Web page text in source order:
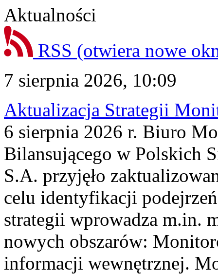
Aktualności
RSS (otwiera nowe
7 sierpnia 2026, 10:09
Aktualizacja Strategii
6 sierpnia 2026 r. Biuro
Bilansującego w Polskich
S.A. przyjęło
celu identyfikacji
strategii wprowadza m.in.
nowych obszarów:
informacji wewnętrznej.